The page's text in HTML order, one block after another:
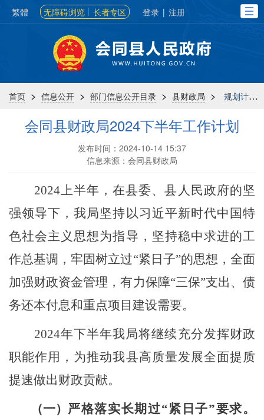
繁體 无障碍浏览 长者专区 登录 | 注册
首页 > 信息公开 > 部门信息公开目录 > 县财政局 > 规划计划
会同县财政局2024下半年工作计划
发布时间：2024-10-14 15:37
信息来源：会同县财政局
2024上半年，在县委、县人民政府的坚
强领导下，我局坚持以习近平新时代中国特
色社会主义思想为指导，坚持稳中求进的工
作总基调，牢固树立过“紧日子”的思想，全面
加强财政资金管理，有力保障“三保”支出、债
务还本付息和重点项目建设需要。
2024年下半年我局将继续充分发挥财政
职能作用，为推动我县高质量发展全面提质
提速做出财政贡献。
（一） 严格落实长期过“紧日子”要求。